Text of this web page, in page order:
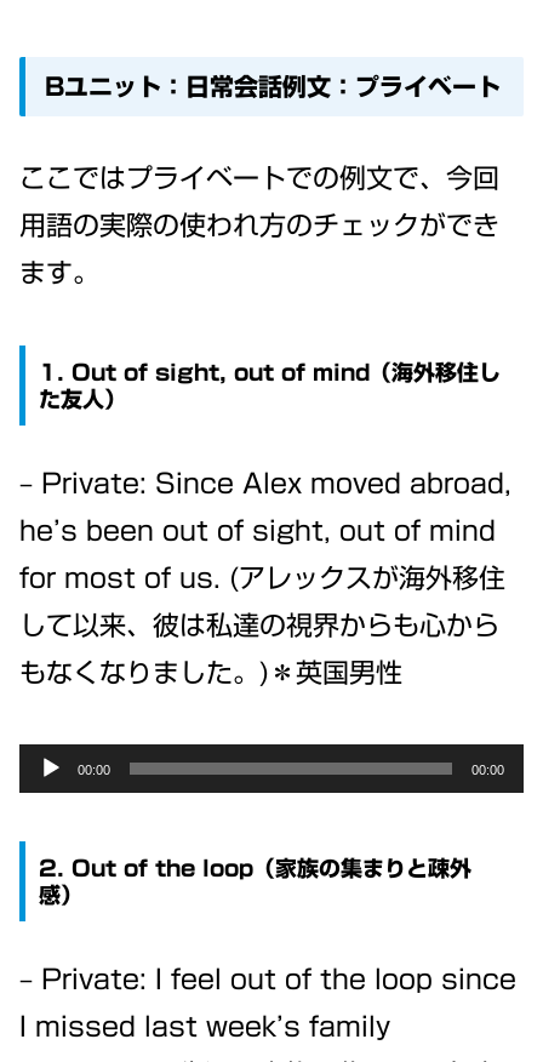
Bユニット：日常会話例文：プライベート
ここではプライベートでの例文で、今回
用語の実際の使われ方のチェックができ
ます。
1. Out of sight, out of mind（海外移住し
た友人）
– Private: Since Alex moved abroad,
he’s been out of sight, out of mind
for most of us. (アレックスが海外移住
して以来、彼は私達の視界からも心から
もなくなりました。)＊英国男性
Audio
00:00 00:00
2. Out of the loop（家族の集まりと疎外
感）
– Private: I feel out of the loop since
I missed last week’s family